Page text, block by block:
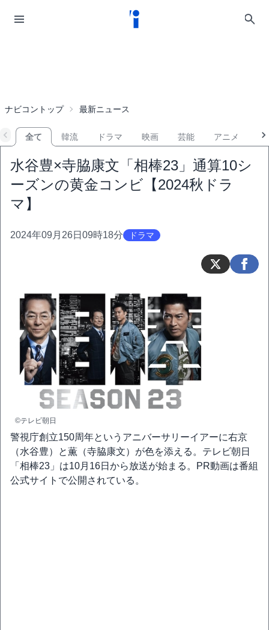
ナビコントップ 最新ニュース
全て 韓流 ドラマ 映画 芸能 アニメ
水谷豊×寺脇康文「相棒23」通算10シ
ーズンの黄金コンビ【2024秋ドラ
マ】
2024年09月26日09時18分 ドラマ
©テレビ朝日
警視庁創立150周年というアニバーサリーイアーに右京
（水谷豊）と薫（寺脇康文）が色を添える。テレビ朝日
「相棒23」は10月16日から放送が始まる。PR動画は番組
公式サイトで公開されている。